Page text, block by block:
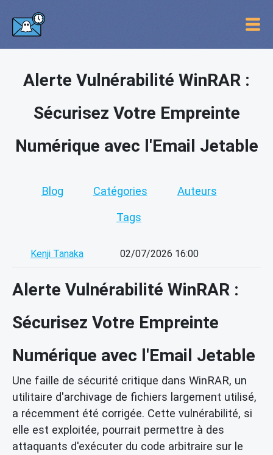
Alerte Vulnérabilité WinRAR :
Sécurisez Votre Empreinte
Numérique avec l'Email Jetable
Blog Catégories Auteurs
Tags
Kenji Tanaka 02/07/2026 16:00
Alerte Vulnérabilité WinRAR :
Sécurisez Votre Empreinte
Numérique avec l'Email Jetable
Une faille de sécurité critique dans WinRAR, un
utilitaire d'archivage de fichiers largement utilisé,
a récemment été corrigée. Cette vulnérabilité, si
elle est exploitée, pourrait permettre à des
attaquants d'exécuter du code arbitraire sur le